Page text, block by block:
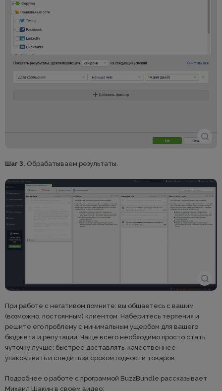
Шаг 3. Обрабатываем результаты.
При работе с негативом помните: вы общаетесь с вашим
(возможно, постоянным) клиентом. Наберитесь терпения и
решите его проблему с минимальным ущербом для вашего
бюджета и репутации. Чаще всего необходимо просто стать
чуточку лучше: быстрее доставлять, качественнее
упаковывать и следить за сроком годности товаров.
Подробнее о работе с программой BuzzBundle рассказывает
Михаил Шакин в своем видео: